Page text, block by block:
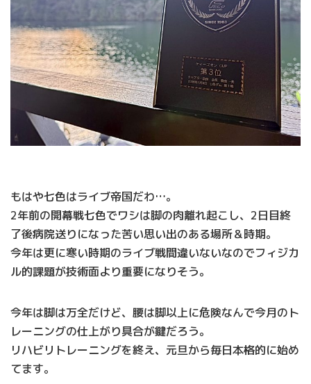
もはや七色はライブ帝国だわ…。
2年前の開幕戦七色でワシは脚の肉離れ起こし、2日目終
了後病院送りになった苦い思い出のある場所＆時期。
今年は更に寒い時期のライブ戦間違いないなのでフィジカ
ル的課題が技術面より重要になりそう。
今年は脚は万全だけど、腰は脚以上に危険なんで今月のト
レーニングの仕上がり具合が鍵だろう。
リハビリトレーニングを終え、元旦から毎日本格的に始め
てます。